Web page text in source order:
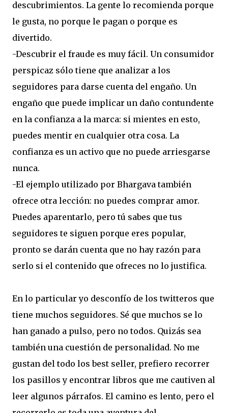
descubrimientos. La gente lo recomienda porque
le gusta, no porque le pagan o porque es
divertido.
-Descubrir el fraude es muy fácil. Un consumidor
perspicaz sólo tiene que analizar a los
seguidores para darse cuenta del engaño. Un
engaño que puede implicar un daño contundente
en la confianza a la marca: si mientes en esto,
puedes mentir en cualquier otra cosa. La
confianza es un activo que no puede arriesgarse
nunca.
-El ejemplo utilizado por Bhargava también
ofrece otra lección: no puedes comprar amor.
Puedes aparentarlo, pero tú sabes que tus
seguidores te siguen porque eres popular,
pronto se darán cuenta que no hay razón para
serlo si el contenido que ofreces no lo justifica.
En lo particular yo desconfío de los twitteros que
tiene muchos seguidores. Sé que muchos se lo
han ganado a pulso, pero no todos. Quizás sea
también una cuestión de personalidad. No me
gustan del todo los best seller, prefiero recorrer
los pasillos y encontrar libros que me cautiven al
leer algunos párrafos. El camino es lento, pero el